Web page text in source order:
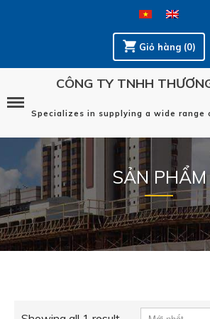
Giỏ hàng (0)
CÔNG TY TNHH
Specializes in supplying a wide range
SẢN PHẨM